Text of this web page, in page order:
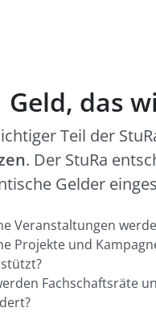
Geld, das
Teil der
. Der StuRa
Gelder
Veranstaltungen
Projekte und
Fachschaftsräte